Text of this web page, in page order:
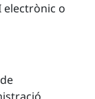
electrònic o